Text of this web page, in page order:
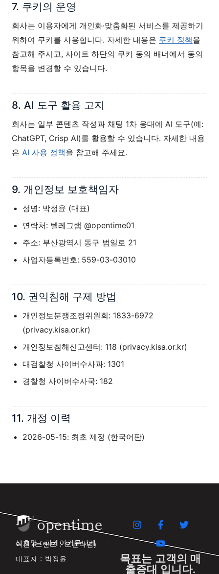
7. 쿠키의 운영
회사는 이용자에게 개인화·맞춤화된 서비스를 제공하기
위하여 쿠키를 사용합니다. 자세한 내용은 쿠키 정책을
참고해 주시고, 사이트 하단의 쿠키 동의 배너에서 동의
항목을 변경할 수 있습니다.
8. AI 도구 활용 고지
회사는 일부 콘텐츠 작성과 채팅 1차 응대에 AI 도구(예:
ChatGPT, Crisp AI)를 활용할 수 있습니다. 자세한 내용
은 AI 사용 정책을 참고해 주세요.
9. 개인정보 보호책임자
성명: 박정윤 (대표)
연락처: 텔레그램 @opentime01
주소: 부산광역시 동구 범일로 21
사업자등록번호: 559-03-03010
10. 권익침해 구제 방법
개인정보분쟁조정위원회: 1833-6972
(privacy.kisa.or.kr)
개인정보침해신고센터: 118 (privacy.kisa.or.kr)
대검찰청 사이버수사과: 1301
경찰청 사이버수사국: 182
11. 개정 이력
2026-05-15: 최초 제정 (한국어판)
상호명 : 피케이커뮤니케
이션 (브랜드 : 오픈타임)
대표자 : 박정윤
목표는 고객의 매
출증대 입니다.